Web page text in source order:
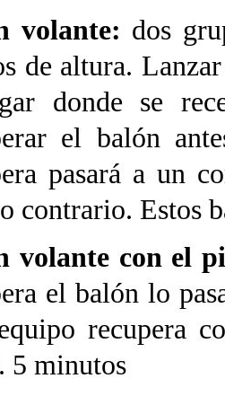
volante: dos
de altura.
donde se
el balón
pasará a un
contrario. Estos
volante con el
el balón lo
recupera
5 minutos